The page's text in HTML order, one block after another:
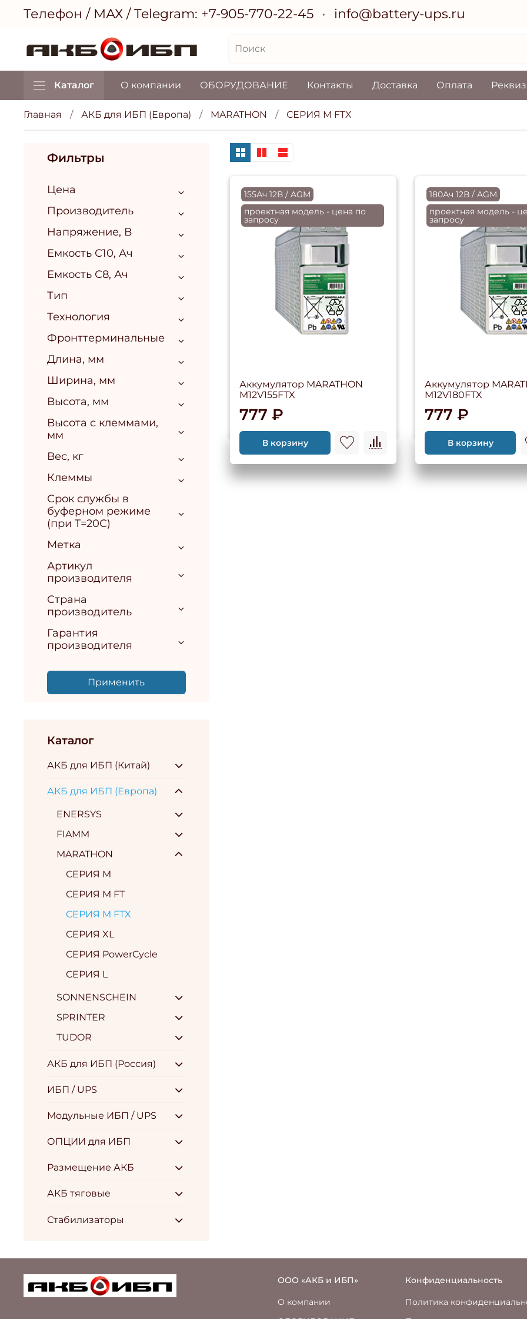
Телефон / МАХ / Telegram: +7-905-770-22-45 info@battery-ups.ru
Каталог О компании ОБОРУДОВАНИЕ Контакты Доставка Оплата
Главная АКБ для ИБП (Европа) MARATHON СЕРИЯ M FTX
155Ач 12В / AGM
проектная модель - цена по
запросу
Аккумулятор MARATHON
M12V155FTX
777 ₽
В корзину
180Ач 12В / AGM
проектная модель -
запросу
Аккумулятор
M12V180FTX
777 ₽
В корзину
Фильтры
Цена
Производитель
Напряжение, В
Емкость С10, Ач
Емкость С8, Ач
Тип
Технология
Фронттерминальные
Длина, мм
Ширина, мм
Высота, мм
Высота с клеммами,
мм
Вес, кг
Клеммы
Срок службы в
буферном режиме
(при T=20С)
Метка
Артикул
производителя
Страна
производитель
Гарантия
производителя
Применить
Каталог
АКБ для ИБП (Китай)
АКБ для ИБП (Европа)
ENERSYS
FIAMM
MARATHON
СЕРИЯ M
СЕРИЯ M FT
СЕРИЯ M FTX
СЕРИЯ XL
СЕРИЯ PowerCycle
СЕРИЯ L
SONNENSCHEIN
SPRINTER
TUDOR
АКБ для ИБП (Россия)
ИБП / UPS
Модульные ИБП / UPS
ОПЦИИ для ИБП
Размещение АКБ
АКБ тяговые
Стабилизаторы
ООО «АКБ и ИБП»
О компании
Конфиденциальность
Политика